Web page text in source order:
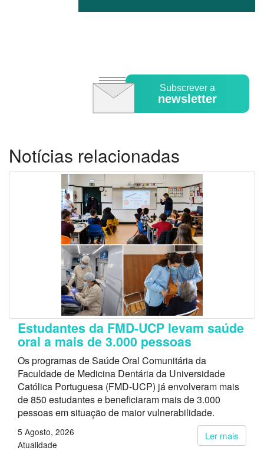
Subscrever a
newsletter
Notícias relacionadas
Estudantes da FMD-UCP levam saúde
oral a mais de 3.000 pessoas
Os programas de Saúde Oral Comunitária da
Faculdade de Medicina Dentária da Universidade
Católica Portuguesa (FMD-UCP) já envolveram mais
de 850 estudantes e beneficiaram mais de 3.000
pessoas em situação de maior vulnerabilidade.
Ler mais
5 Agosto, 2026
Atualidade